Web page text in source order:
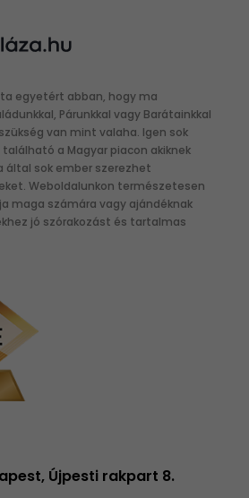
egyetért abban, hogy ma
Párunkkal vagy Barátainkkal
van mint valaha. Igen sok
a Magyar piacon akiknek
által sok ember szerezhet
Weboldalunkon természetesen
maga számára vagy ajándéknak
jó szórakozást és tartalmas
Újpesti rakpart 8.